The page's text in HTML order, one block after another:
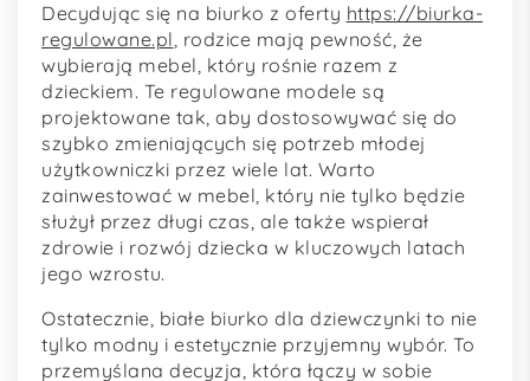
Decydując się na biurko z oferty https://biurka-
regulowane.pl, rodzice mają pewność, że
wybierają mebel, który rośnie razem z
dzieckiem. Te regulowane modele są
projektowane tak, aby dostosowywać się do
szybko zmieniających się potrzeb młodej
użytkowniczki przez wiele lat. Warto
zainwestować w mebel, który nie tylko będzie
służył przez długi czas, ale także wspierał
zdrowie i rozwój dziecka w kluczowych latach
jego wzrostu.
Ostatecznie, białe biurko dla dziewczynki to nie
tylko modny i estetycznie przyjemny wybór. To
przemyślana decyzja, która łączy w sobie